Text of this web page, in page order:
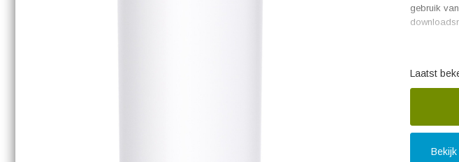
gebruik
moderne
elementen
naadloos
Laatst